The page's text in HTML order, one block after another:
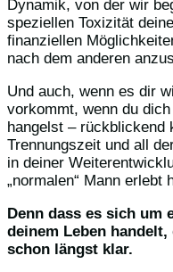
Dynamik, von der wir
speziellen Toxizität
finanziellen
nach dem anderen
Und auch, wenn es dir
vorkommt, wenn du
hangelst – rückblickend
Trennungszeit und all
in deiner
„normalen“ Mann erlebt
Denn dass es sich um
deinem Leben
schon längst klar.